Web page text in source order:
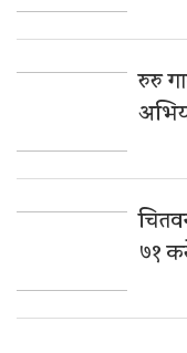
रुरु
७१